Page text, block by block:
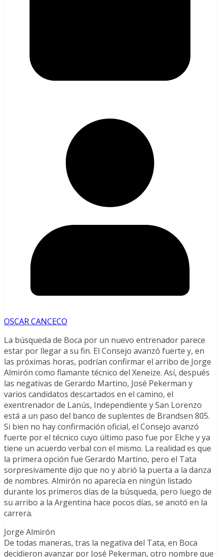
OSCAR CANCECO
La búsqueda de Boca por un nuevo entrenador parece
estar por llegar a su fin. El Consejo avanzó fuerte y, en
las próximas horas, podrían confirmar el arribo de Jorge
Almirón como flamante técnico del Xeneize. Así, después
las negativas de Gerardo Martino, José Pekerman y
varios candidatos descartados en el camino, el
exentrenador de Lanús, Independiente y San Lorenzo
está a un paso del banco de suplentes de Brandsen 805.
Si bien no hay confirmación oficial, el Consejo avanzó
fuerte por el técnico cuyo último paso fue por Elche y ya
tiene un acuerdo verbal con el mismo. La realidad es que
la primera opción fue Gerardo Martino, pero el Tata
sorpresivamente dijo que no y abrió la puerta a la danza
de nombres. Almirón no aparecía en ningún listado
durante los primeros días de la búsqueda, pero luego de
su arribo a la Argentina hace pocos días, se anotó en la
carrera.
Jorge Almirón
De todas maneras, tras la negativa del Tata, en Boca
decidieron avanzar por José Pekerman, otro nombre que